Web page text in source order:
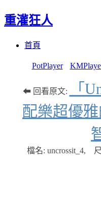
重灌狂人
首頁
PotPlayer
⬅ 回看原文:
「
配樂超優
檔名: uncrossit_4,